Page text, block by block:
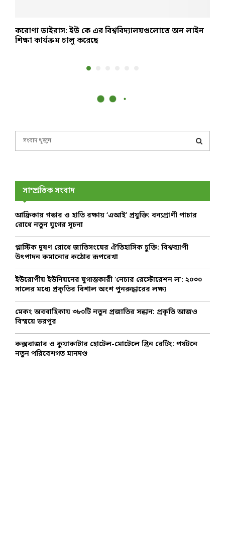
করোণা ভাইরাস: ইউ কে এর বিশ্ববিদ্যালয়গুলোতে অন লাইন
শিক্ষা কার্যক্রম চালু করেছে
f
r
E
A
সাম্প্রতিক সংবাদ
আফ্রিকায় গন্ডার ও হাতি রক্ষায় ‘এআই’ প্রযুক্তি: বন্যপ্রাণী পাচার
রোধে নতুন যুগের সূচনা
প্লাস্টিক দূষণ রোধে জাতিসংঘের ঐতিহাসিক চুক্তি: বিশ্বব্যাপী
উৎপাদন কমানোর কঠোর রূপরেখা
ইউরোপীয় ইউনিয়নের যুগান্তকারী ‘নেচার রেস্টোরেশন ল’: ২০৩০
সালের মধ্যে প্রকৃতির বিশাল অংশ পুনরুদ্ধারের লক্ষ্য
মেকং অববাহিকায় ৩৮০টি নতুন প্রজাতির সন্ধান: প্রকৃতি আজও
বিস্ময়ে ভরপুর
কক্সবাজার ও কুয়াকাটার হোটেল-মোটেলে গ্রিন রেটিং: পর্যটনে
নতুন পরিবেশগত মানদণ্ড